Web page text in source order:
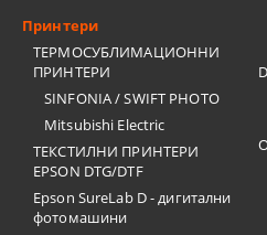
Принтери
ТЕРМОСУБЛИМАЦИОННИ
ПРИНТЕРИ
SINFONIA / SWIFT PHOTO
Mitsubishi Electric
ТЕКСТИЛНИ ПРИНТЕРИ
EPSON DTG/DTF
Epson SureLab D - дигитални
фотомашини